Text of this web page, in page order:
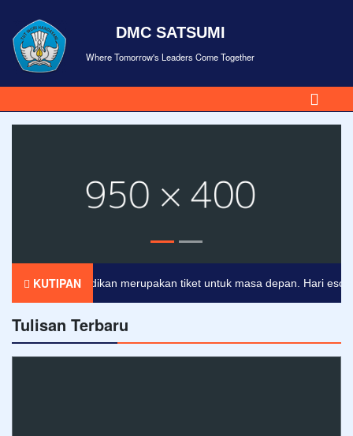
DMC SATSUMI
Where Tomorrow's Leaders Come Together
KUTIPAN
Pendidikan merupakan tiket untuk masa depan. Hari esok
Tulisan Terbaru